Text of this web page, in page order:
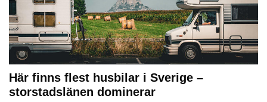
Här finns flest husbilar i Sverige –
storstadslänen dominerar